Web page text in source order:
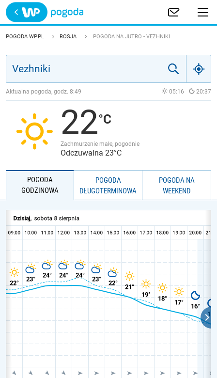
Trwa ładowanie
POLSKA
JAKOŚĆ POWIETRZA
POGODA WP.PL ROSJA POGODA NA JUTRO - VEZHNIKI
Aktualna pogoda, godz. 8:49 05:16 20:37
22
Zachmurzenie małe, pogodnie
Odczuwalna 23°C
POGODA
GODZINOWA
POGODA
DŁUGOTERMINOWA
POGODA NA
WEEKEND